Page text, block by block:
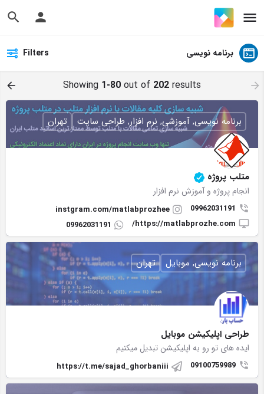
برنامه نویسی Filters
Showing 1-80 out of 202 results
متلب پروژه
انجام پروژه و آموزش نرم افزار
09962031191
instgram.com/matlabprozhee
https://matlabprozhe.com/
09962031191
برنامه نویسی, آموزشی, نرم افزار, طراحی سایت تهران
طراحی اپلیکیشن موبایل
ایده های تو رو به اپلیکیشن تبدیل میکنیم
09100759989
https://t.me/sajad_ghorbaniii
برنامه نویسی, موبایل تهران